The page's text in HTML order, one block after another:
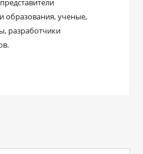
образования, ученые,
разработчики